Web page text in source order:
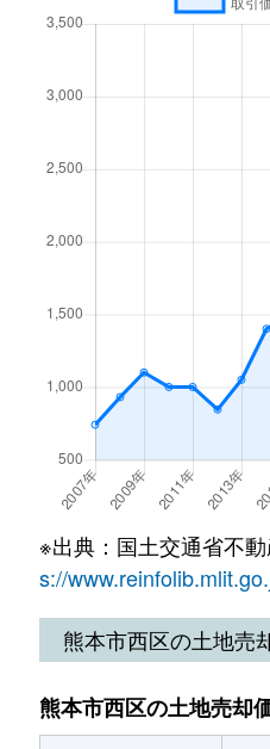
野中
花園
210万円
横手
1,300万円
横手
2,300万
花園
花園
花園
850万円
花園
1,500万円
花園
650万円
花園
650万円
花園
2,300万
花園
2,400万
花園
1,300万
※出典：国土交通省不
s://
熊本市西区の土地売
熊本市西区の土地売却